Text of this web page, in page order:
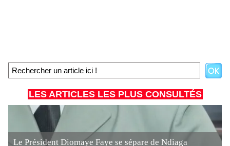
LES ARTICLES LES PLUS CONSULTÉS
Le Président Diomaye Faye se sépare de Ndiaga